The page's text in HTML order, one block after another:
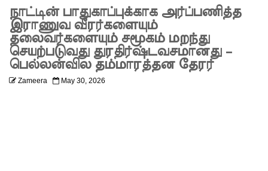
சாகரவுக்
கு பிணை!
ரத்மலா
னே
நாட்டின் பாதுகாப்புக்காக அர்ப்பணித்த
இராணுவ வீரர்களையும்
தலைவர்களையும் சமூகம் மறந்து
செயற்படுவது துரதிர்ஷ்டவசமானது –
பெல்லன்வில தம்மாரத்தன தேரர்
Zameera May 30, 2026